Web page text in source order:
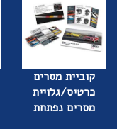
קוביית מסרים
כרטיס/גלויית
מסרים נפתחת